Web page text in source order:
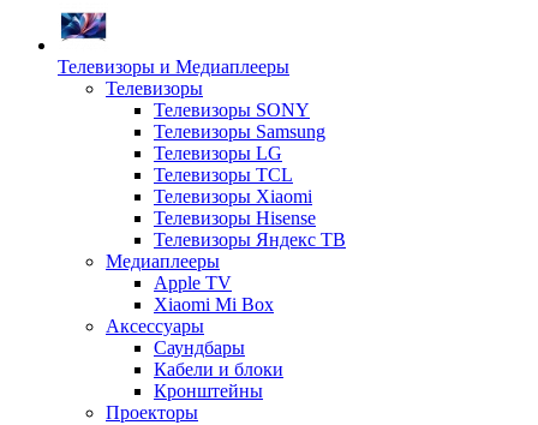
Телевизоры и Медиаплееры
Телевизоры
Телевизоры SONY
Телевизоры Samsung
Телевизоры LG
Телевизоры TCL
Телевизоры Xiaomi
Телевизоры Hisense
Телевизоры Яндекс ТВ
Медиаплееры
Apple TV
Xiaomi Mi Box
Аксессуары
Саундбары
Кабели и блоки
Кронштейны
Проекторы